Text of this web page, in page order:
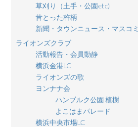
草刈り（土手・公園etc)
昔とった杵柄
新聞・タウンニュース・マスコミ
ライオンズクラブ
活動報告・会員動静
横浜金港LC
ライオンズの歌
ヨンナナ会
ハンブルク公園 植樹
よこはまパレード
横浜中央市場LC